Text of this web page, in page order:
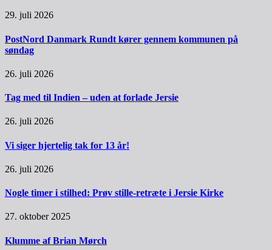
29. juli 2026
PostNord Danmark Rundt kører gennem kommunen på
søndag
26. juli 2026
Tag med til Indien – uden at forlade Jersie
26. juli 2026
Vi siger hjertelig tak for 13 år!
26. juli 2026
Nogle timer i stilhed: Prøv stille-retræte i Jersie Kirke
27. oktober 2025
Klumme af Brian Mørch